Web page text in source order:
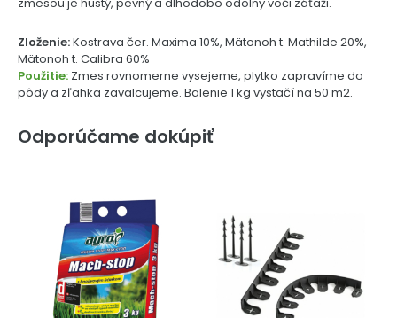
Zloženie:Kostrava čer. Maxima 10%, Mätonoh t. Mathilde 20%,
Mätonoh t. Calibra 60%
Použitie: Zmes rovnomerne vysejeme, plytko zapravíme do
pôdy a zľahka zavalcujeme. Balenie 1 kg vystačí na 50 m2.
Odporúčame dokúpiť